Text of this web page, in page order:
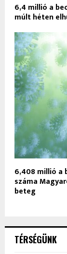
6,4 millió a
múlt héten
6,408 millió
száma
beteg
TÉRSÉGÜNK